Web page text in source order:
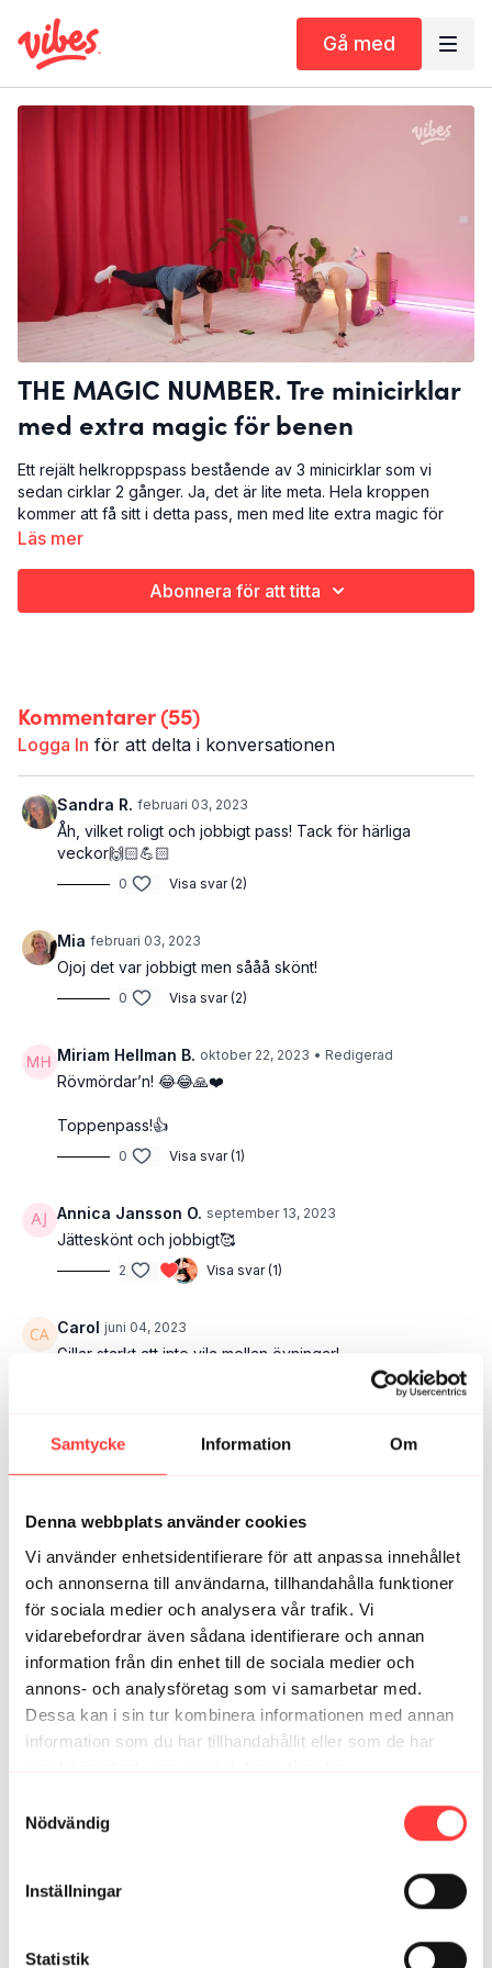
Samtycke Information Om
Denna webbplats använder cookies
Vi använder enhetsidentifierare för att anpassa innehållet
och annonserna till användarna, tillhandahålla funktioner
för sociala medier och analysera vår trafik. Vi
vidarebefordrar även sådana identifierare och annan
information från din enhet till de sociala medier och
annons- och analysföretag som vi samarbetar med.
Dessa kan i sin tur kombinera informationen med annan
information som du har tillhandahållit eller som de har
Nödvändig
Inställningar
Statistik
Gå med
THE MAGIC NUMBER. Tre minicirklar
med extra magic för benen
Ett rejält helkroppspass bestående av 3 minicirklar som vi
sedan cirklar 2 gånger. Ja, det är lite meta. Hela kroppen
kommer att få sitt i detta pass, men med lite extra magic för
ben och rumpa.
Läs mer
Abonnera för att titta
Kommentarer (55)
Logga In för att delta i konversationen
Sandra R. februari 03, 2023
Åh, vilket roligt och jobbigt pass! Tack för härliga
veckor🙌🏻💪🏻
0 Visa svar (2)
Mia februari 03, 2023
Ojoj det var jobbigt men sååå skönt!
0 Visa svar (2)
Miriam Hellman B. oktober 22, 2023 • Redigerad
Rövmördar’n! 😂😂🙏❤️
Toppenpass!👍
0 Visa svar (1)
Annica Jansson O. september 13, 2023
Jätteskönt och jobbigt🥰
2 Visa svar (1)
Carol juni 04, 2023
Gillar starkt att inte vila mellan övningar!
Louise Olsson B. februari 12, 2023
0 Visa svar (1)
Jo februari 05, 2023
Asså, vilken perfekt träningsstart på 2023! Efter en
superdegig höst med noll inspiration för träning har
detta bara rullat på och det känns SÅ skönt!! Tack!! 😍😍
Visa svar (1)
JennyL februari 05, 2023